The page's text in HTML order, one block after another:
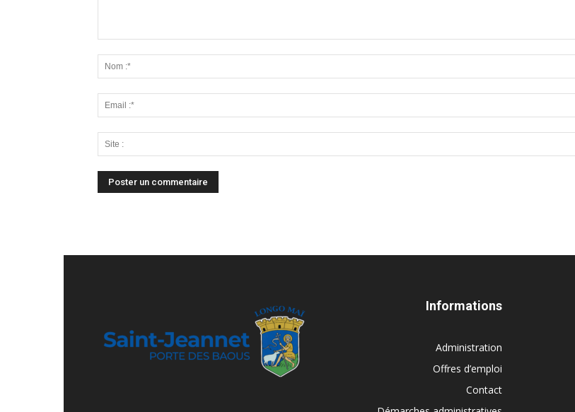
Informations
Administration
Offres d’emploi
Contact